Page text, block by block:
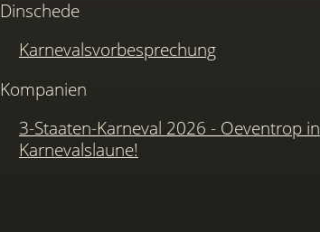
Dinschede
Karnevalsvorbesprechung
Kompanien
3-Staaten-Karneval 2026 - Oeventrop in
Karnevalslaune!